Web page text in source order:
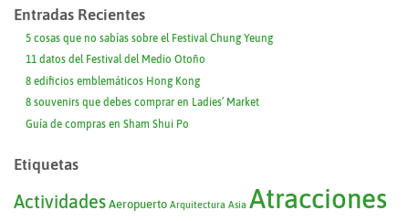
Entradas Recientes
5 cosas que no sabías sobre el Festival Chung Yeung
11 datos del Festival del Medio Otoño
8 edificios emblemáticos Hong Kong
8 souvenirs que debes comprar en Ladies’ Market
Guía de compras en Sham Shui Po
Etiquetas
Actividades Aeropuerto Arquitectura Asia Atracciones